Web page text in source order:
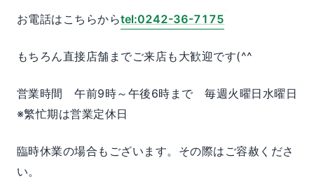
お電話はこちらからtel:0242-36-7175
もちろん直接店舗までご来店も大歓迎です(^^
営業時間 午前9時～午後6時まで 毎週火曜日水曜日
※繁忙期は営業定休日
臨時休業の場合もございます。その際はご容赦くださ
い。